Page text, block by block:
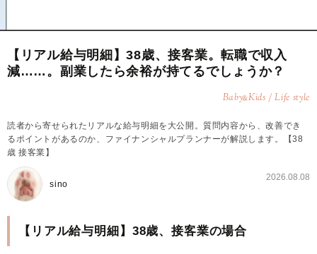
【リアル給与明細】38歳、接客業。転職で収入
減……。副業したら余裕が持てるでしょうか？
Baby&Kids / Life style
読者から寄せられたリアルな給与明細を大公開。質問内容から、改善でき
るポイントがあるのか、ファイナンシャルプランナーが解説します。【38
歳 接客業】
sino
2026.08.08
【リアル給与明細】38歳、接客業の場合